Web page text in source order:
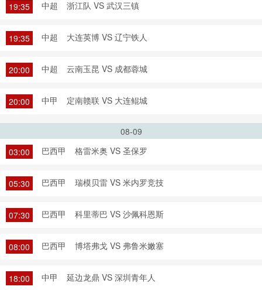
19:35 中超 浙江队 VS 武汉三镇
19:35 中超 大连英博 VS 辽宁铁人
20:00 中超 云南玉昆 VS 成都蓉城
20:00 中甲 定南赣联 VS 大连鲲城
08-09
03:00
巴西甲 格雷米奥 VS 圣保罗
05:30 巴西甲 瑞模贝雷 VS 米内罗竞技
07:30 巴西甲 科里蒂巴 VS 沙佩科恩斯
08:00 巴西甲 博塔弗戈 VS 弗鲁米嫩塞
18:00 中甲 延边龙鼎 VS 深圳青年人